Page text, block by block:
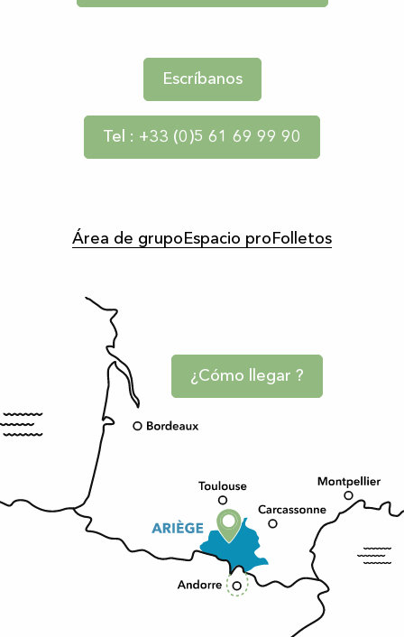
Escríbanos
Tel : +33 (0)5 61 69 99 90
Área de grupo Espacio pro Folletos
¿Cómo llegar ?